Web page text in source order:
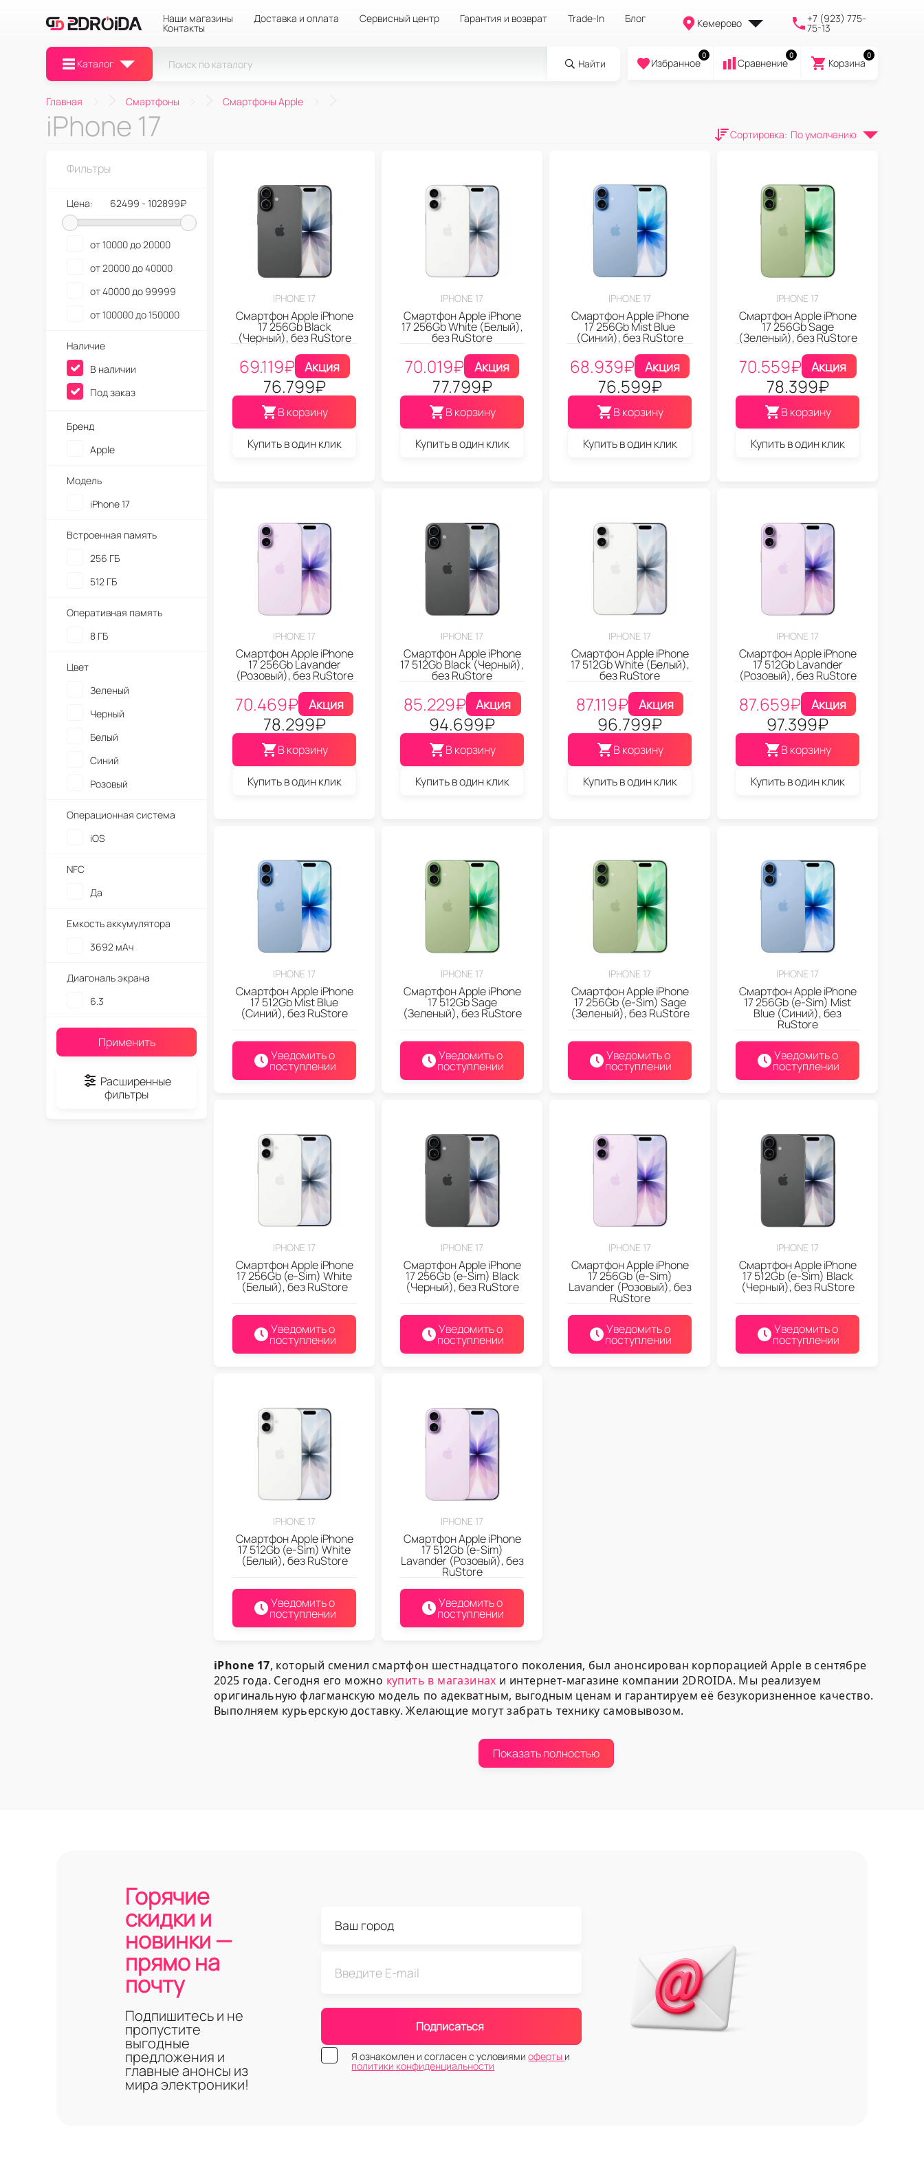
Наши магазины Доставка и оплата Сервисный центр Гарантия и возврат Trade-In Блог
Контакты Кемерово +7 (923) 775-
75-13
Каталог Найти
0
Избранное
0
Cравнение
0
Корзина
Главная Смартфоны Смартфоны Apple
iPhone 17 Сортировка: По умолчанию
IPHONE 17
Смартфон Apple iPhone
17 256Gb Black
(Черный), без RuStore
69.119₽ Акция
76.799₽
В корзину
Купить в один клик
IPHONE 17
Смартфон Apple iPhone
17 256Gb White (Белый),
без RuStore
70.019₽ Акция
77.799₽
В корзину
Купить в один клик
IPHONE 17
Смартфон Apple iPhone
17 256Gb Mist Blue
(Синий), без RuStore
68.939₽ Акция
76.599₽
В корзину
Купить в один клик
IPHONE 17
Смартфон Apple iPhone
17 256Gb Sage
(Зеленый), без RuStore
70.559₽ Акция
78.399₽
В корзину
Купить в один клик
IPHONE 17
Смартфон Apple iPhone
17 256Gb Lavander
(Розовый), без RuStore
70.469₽ Акция
78.299₽
В корзину
Купить в один клик
IPHONE 17
Смартфон Apple iPhone
17 512Gb Black (Черный),
без RuStore
85.229₽ Акция
94.699₽
В корзину
Купить в один клик
IPHONE 17
Смартфон Apple iPhone
17 512Gb White (Белый),
без RuStore
87.119₽ Акция
96.799₽
В корзину
Купить в один клик
IPHONE 17
Смартфон Apple iPhone
17 512Gb Lavander
(Розовый), без RuStore
87.659₽ Акция
97.399₽
В корзину
Купить в один клик
IPHONE 17
Смартфон Apple iPhone
17 512Gb Mist Blue
(Синий), без RuStore
Уведомить о
поступлении
IPHONE 17
Смартфон Apple iPhone
17 512Gb Sage
(Зеленый), без RuStore
Уведомить о
поступлении
IPHONE 17
Смартфон Apple iPhone
17 256Gb (e-Sim) Sage
(Зеленый), без RuStore
Уведомить о
поступлении
IPHONE 17
Смартфон Apple iPhone
17 256Gb (e-Sim) Mist
Blue (Синий), без
RuStore
Уведомить о
поступлении
IPHONE 17
Смартфон Apple iPhone
17 256Gb (e-Sim) White
(Белый), без RuStore
Уведомить о
поступлении
IPHONE 17
Смартфон Apple iPhone
17 256Gb (e-Sim) Black
(Черный), без RuStore
Уведомить о
поступлении
IPHONE 17
Смартфон Apple iPhone
17 256Gb (e-Sim)
Lavander (Розовый), без
RuStore
Уведомить о
поступлении
IPHONE 17
Смартфон Apple iPhone
17 512Gb (e-Sim) Black
(Черный), без RuStore
Уведомить о
поступлении
IPHONE 17
Смартфон Apple iPhone
17 512Gb (e-Sim) White
(Белый), без RuStore
Уведомить о
поступлении
IPHONE 17
Смартфон Apple iPhone
17 512Gb (e-Sim)
Lavander (Розовый), без
RuStore
Уведомить о
поступлении
iPhone 17, который сменил смартфон шестнадцатого поколения, был анонсирован корпорацией Аpple в сентябре
2025 года. Сегодня его можно купить в магазинах и интернет-магазине компании 2DROIDA. Мы реализуем
оригинальную флагманскую модель по адекватным, выгодным ценам и гарантируем её безукоризненное качество.
Выполняем курьерскую доставку. Желающие могут забрать технику самовывозом.
Ассортимент нашей компании
В корпусе из алюминия и стекла в цвете: white (белом), black (чёрном), blue, (синем), lavender (розовом)и т.д.;
Со степенью защиты IP68;
Полный перечень характеристик и функционала, стоимость, размеры, срок гарантии перечислены в карточке
товара на сайте 2DROIDA.
Обращаем внимание покупателей, что установка и использование магазина приложений RuStore на этой модели
недоступны.
Специалист компании поможет выбрать во всём разнообразии гаджетов смартфон, который будет
Показать полностью
Фильтры
Цена: 62499 - 102899₽
от 10000 до 20000
от 20000 до 40000
от 40000 до 99999
от 100000 до 150000
Наличие
В наличии
Под заказ
Бренд
Apple
Модель
iPhone 17
Встроенная память
256 ГБ
512 ГБ
Оперативная память
8 ГБ
Цвет
Зеленый
Черный
Белый
Синий
Розовый
Операционная система
iOS
NFC
Да
Емкость аккумулятора
3692 мАч
Диагональ экрана
6.3
Применить
Расширенные
фильтры
Горячие
скидки и
новинки —
прямо на
почту
Подпишитесь и не
пропустите
выгодные
предложения и
главные анонсы из
мира электроники!
Подписаться
Я ознакомлен и согласен с условиямиоферты и
политики конфиденциальности